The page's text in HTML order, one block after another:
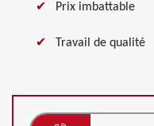
Prix imbattable
Travail de qualité